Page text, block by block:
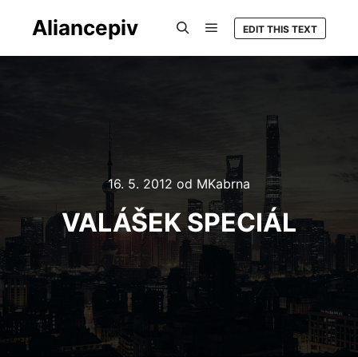
Aliancepiv EDIT THIS TEXT
16. 5. 2012 od MKabrna
VALÁŠEK SPECIÁL